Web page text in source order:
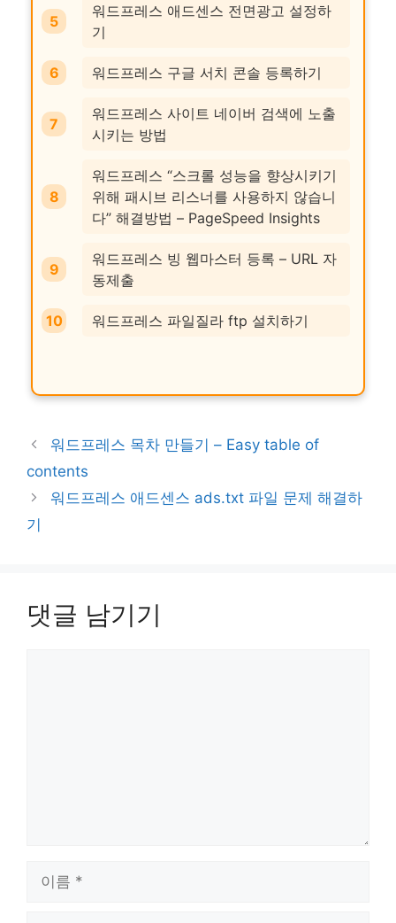
워드프레스 애드센스 전면광고 설정하
기
워드프레스 구글 서치 콘솔 등록하기
워드프레스 사이트 네이버 검색에 노출
시키는 방법
워드프레스 “스크롤 성능을 향상시키기
위해 패시브 리스너를 사용하지 않습니
다” 해결방법 – PageSpeed Insights
워드프레스 빙 웹마스터 등록 – URL 자
동제출
워드프레스 파일질라 ftp 설치하기
워드프레스 목차 만들기 – Easy table of
contents
워드프레스 애드센스 ads.txt 파일 문제 해결하
기
댓글 남기기